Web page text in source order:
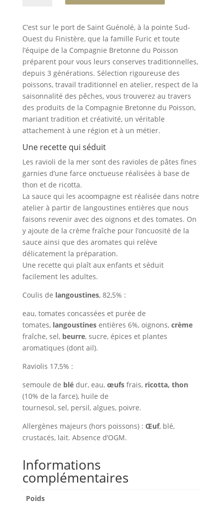
poissons
au
coulis
de
langoustines
-
400
grammes
r
n
a
t
v
e
:
C’est sur le port de Saint Guénolé, à la pointe Sud-
Ouest du Finistère, que la famille Furic et toute
l’équipe de la Compagnie Bretonne du Poisson
préparent pour vous leurs conserves traditionnelles,
depuis 3 générations. Sélection rigoureuse des
poissons, travail traditionnel en atelier, respect de la
saisonnalité des pêches, vous trouverez au travers
des produits de la Compagnie Bretonne du Poisson,
mariant tradition et créativité, un véritable
attachement à une région et à un métier.
Une recette qui séduit
Les ravioli de la mer sont des ravioles de pâtes fines
garnies d’une farce onctueuse réalisées à base de
thon et de ricotta.
La sauce qui les acoompagne est réalisée dans notre
atelier à partir de langoustines entières que nous
faisons revenir avec des oignons et des tomates. On
y ajoute de la crème fraîche pour l’oncuosité de la
sauce ainsi que des aromates qui relève
délicatement la préparation.
Une recette qui plaît aux enfants et séduit
facilement les adultes.
Coulis de langoustines, 82,5% :
eau, tomates concassées et purée de
tomates, langoustinesentières 6%, oignons, crème
fraîche, sel, beurre, sucre, épices et plantes
aromatiques (dont ail).
Raviolis 17,5% :
semoule de blédur, eau, œufsfrais, ricotta, thon
(10% de la farce), huile de
tournesol, sel, persil, algues, poivre.
Allergènes majeurs (hors poissons) : Œuf, blé,
crustacés, lait. Absence d’OGM.
Informations
complémentaires
Poids